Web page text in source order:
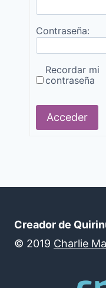
Contraseña:
Recordar mi
contraseña
Alternative:
Acceder
Creador de
© 2019 Charlie